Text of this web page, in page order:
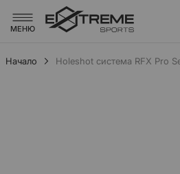
МЕНЮ
Начало
Holeshot система RFX Pro